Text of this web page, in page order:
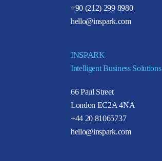
+90 (212) 299 8980
hello@inspark.com
INSPARK
Intelligent Business Solutions
66 Paul Street
London EC2A 4NA
+44 20 81065737
hello@inspark.com